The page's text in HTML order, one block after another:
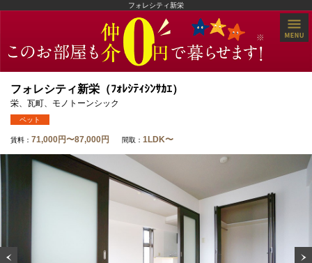
フォレシティ新栄
フォレシティ新栄（ﾌｫﾚｼﾃｨｼﾝｻｶｴ）
栄、瓦町、モノトーンシック
ペット
賃料： 71,000円〜87,000円 間取： 1LDK〜